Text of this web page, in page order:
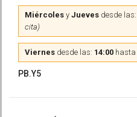
Miércoles y Jueves desde las:
cita)
Viernes desde las: 14:00 hasta
PB.Y5